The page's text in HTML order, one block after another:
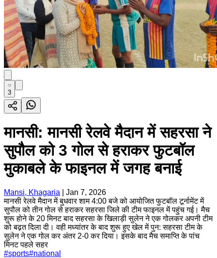
3
मानसी: मानसी रेलवे मैदान में सहरसा ने
सुपौल को 3 गोल से हराकर फुटबॉल
मुकाबले के फाइनल में जगह बनाई
Mansi, Khagaria
Jan 7, 2026
मानसी रेलवे मैदान में बुधवार शाम 4:00 बजे को आयोजित फुटबॉल टूर्नामेंट में
सुपौल को तीन गोल से हराकर सहरसा जिले की टीम फाइनल में पहुंच गई। मैच
शुरू होने के 20 मिनट बाद सहरसा के खिलाड़ी सुलेन ने एक गोलकर अपनी टीम
को बढ़त दिला दी। वही मध्यांतर के बाद शुरू हुए खेल में पुन: सहरसा टीम के
सुलेन ने एक गोल कर अंतर 2-0 कर दिया। इसके बाद मैच समाप्ति के पांच
मिनट पहले सहर
#sports#national